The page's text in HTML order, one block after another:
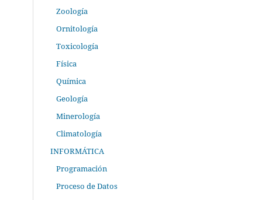
Zoología
Ornitología
Toxicología
Física
Química
Geología
Minerología
Climatología
INFORMÁTICA
Programación
Proceso de Datos